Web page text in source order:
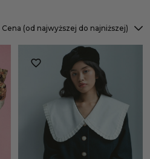
Cena (od najwyższej do najniższej)